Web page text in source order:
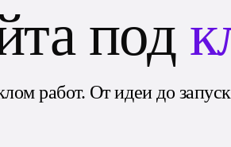
под
работ. От идеи до